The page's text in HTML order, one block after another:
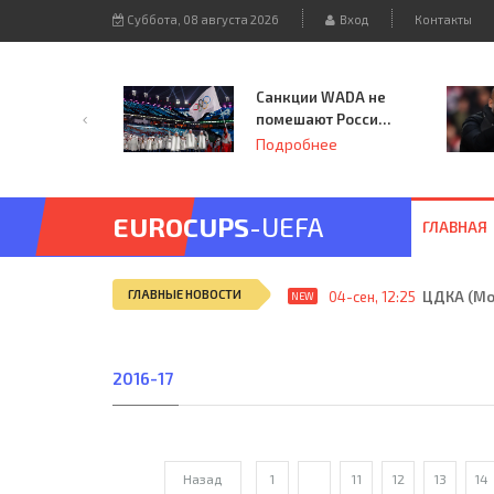
Суббота, 08 августа 2026 Вход Контакты
Санкции WADA не
помешают России
принять
Подробнее
EUROCUPS-UEFA ГЛАВНАЯ
ГЛАВНЫЕ НОВОСТИ NEW 04-сен, 12:25 ЦДКА
2016-17
Назад 1 11 12 13 14